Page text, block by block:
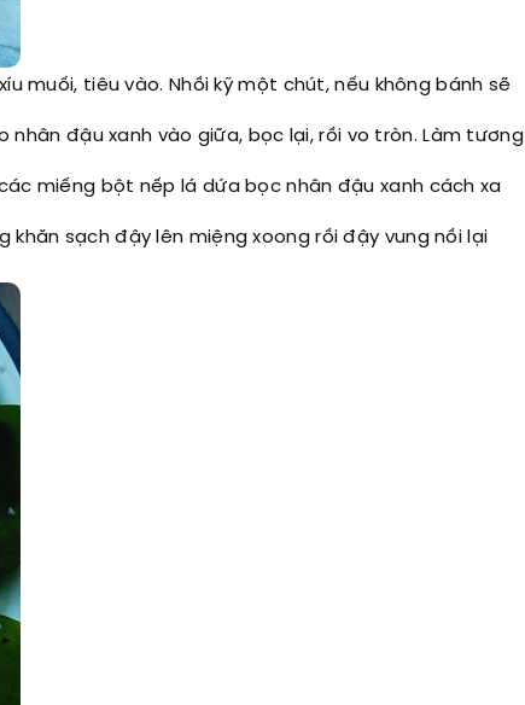
muối, tiêu vào. Nhồi kỹ một chút, nếu không bánh sẽ
nhân đậu xanh vào giữa, bọc lại, rồi vo tròn. Làm tương
miếng bột nếp lá dứa bọc nhân đậu xanh cách xa
khăn sạch đậy lên miệng xoong rồi đậy vung nồi lại